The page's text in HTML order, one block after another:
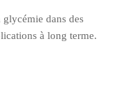
dans des
à long terme.